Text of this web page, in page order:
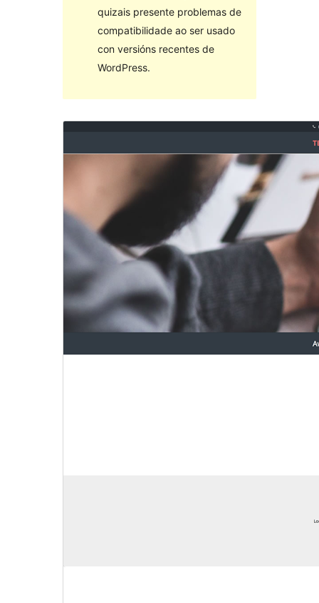
quizais presente problemas de
compatibilidade ao ser usado
con versións recentes de
WordPress.